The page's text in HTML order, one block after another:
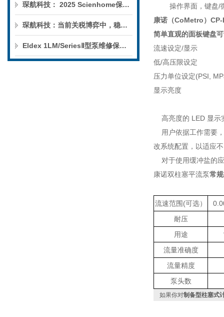
琛航科技： 2025 Scienhome保护柱年中赠送活动
琛航科技：当前关税博弈中，稳定的货源可解您燃眉之急
Eldex 1LM/SeriesⅡ型泵维修保养服务
操作界面，键盘/
康诺（CoMetro）
简单直观的面板键盘
流速设定/显示
低/高压限设定
压力单位设定(PSI,
显示亮度
高亮度的 LED 显示
用户依据工作需要
改系统配置，以适应
对于使用缓冲盐的
康诺双柱塞平流泵常规
流速范围(可选）
耐压
用途
流量准确度
流量精度
泵头数
如果你对制备型柱塞式